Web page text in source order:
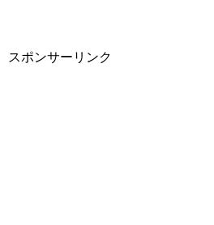
スポンサーリンク